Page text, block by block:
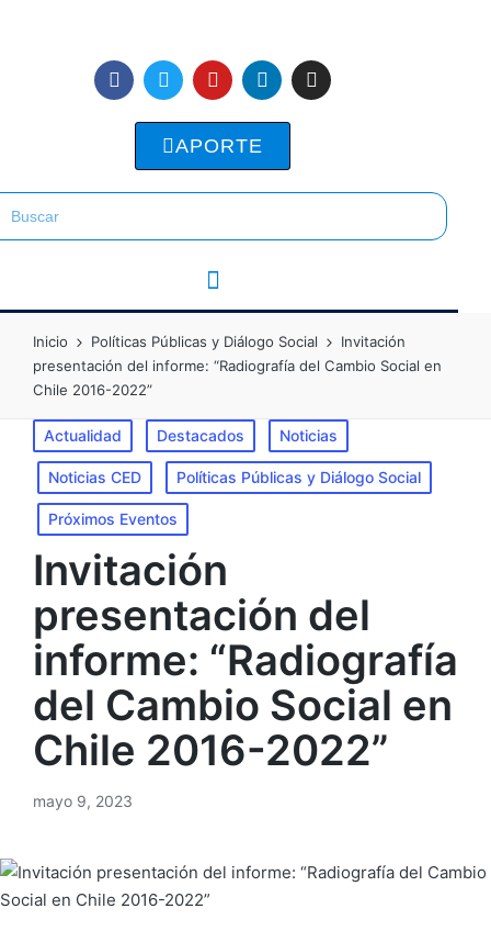
APORTE
Inicio Políticas Públicas y Diálogo Social
Invitación
presentación del informe: “Radiografía del Cambio Social en
Chile 2016-2022”
Actualidad Destacados Noticias
Noticias CED Políticas Públicas y Diálogo Social
Próximos Eventos
Invitación
presentación del
informe: “Radiografía
del Cambio Social en
Chile 2016-2022”
mayo 9, 2023